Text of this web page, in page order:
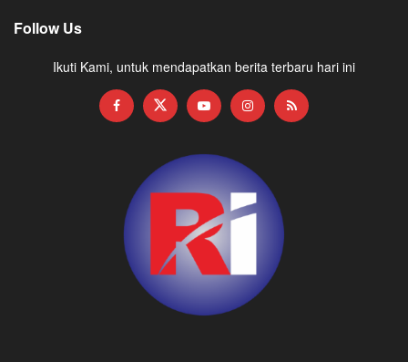
Follow Us
Ikuti Kami, untuk mendapatkan berita terbaru hari ini